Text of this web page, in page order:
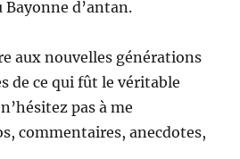
d’antan.
aux nouvelles générations
de ce qui fût le véritable
pas à me
commentaires, anecdotes,